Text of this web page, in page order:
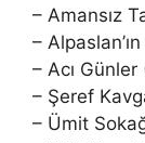
– Amansız
–
– Acı
– Şeref
– Ümit